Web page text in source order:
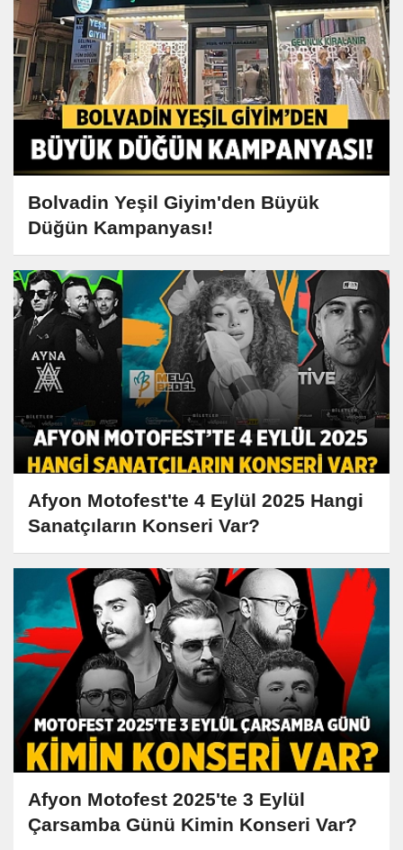
Bolvadin Yeşil Giyim'den Büyük
Düğün Kampanyası!
Afyon Motofest'te 4 Eylül 2025 Hangi
Sanatçıların Konseri Var?
Afyon Motofest 2025'te 3 Eylül
Çarsamba Günü Kimin Konseri Var?